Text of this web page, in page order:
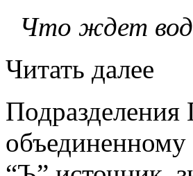
Что ждет
Читать далее
объединенному